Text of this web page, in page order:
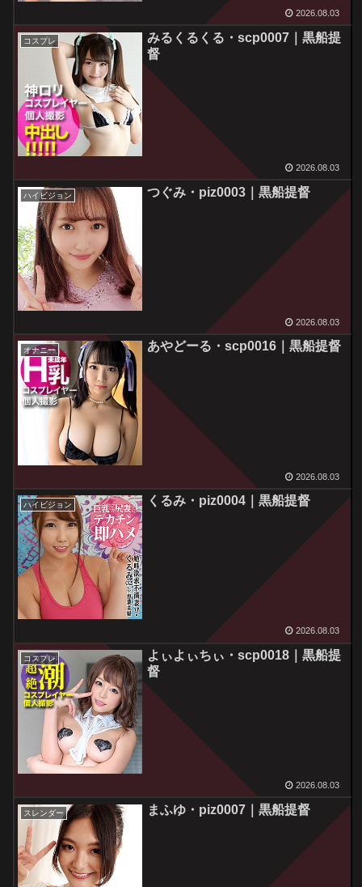
2026.08.03
コスプレ
みるくるくる・scp0007｜黒船提
督
2026.08.03
ハイビジョン つぐみ・piz0003｜黒船提督
2026.08.03
オナニー あやどーる・scp0016｜黒船提督
2026.08.03
ハイビジョン くるみ・piz0004｜黒船提督
2026.08.03
コスプレ
よぃよぃちぃ・scp0018｜黒船提
督
2026.08.03
スレンダー まふゆ・piz0007｜黒船提督